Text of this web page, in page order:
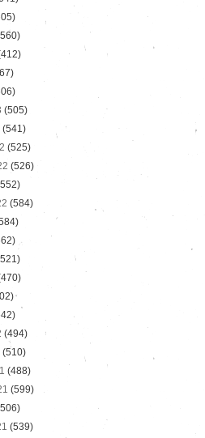
(505)
(541)
(525)
(526)
(584)
(494)
(510)
(488)
(599)
(539)